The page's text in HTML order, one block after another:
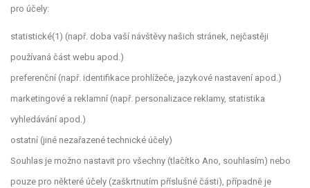
pro účely:
statistické(1) (např. doba vaší návštěvy našich stránek, nejčastěji
používaná část webu apod.)
preferenční (např. identifikace prohlížeče, jazykové nastavení apod.)
marketingové a reklamní (např. personalizace reklamy, statistika
vyhledávání apod.)
ostatní (jiné nezařazené technické účely)
Souhlas je možno nastavit pro všechny (tlačítko Ano, souhlasím) nebo
pouze pro některé účely (zaškrtnutím příslušné části), případně je